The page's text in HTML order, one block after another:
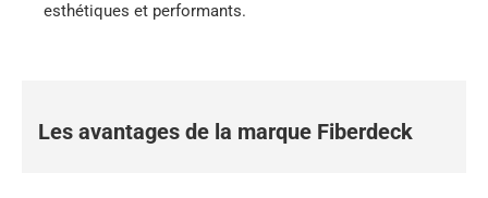
esthétiques et performants.
Les avantages de la marque Fiberdeck